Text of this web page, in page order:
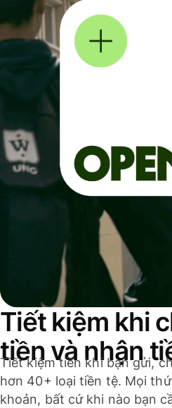
Tiết kiệm khi
tiền và nhận
Tiết kiệm tiền khi bạn gửi,
hơn 40+ loại tiền tệ. Mọi
khoản, bất cứ khi nào bạn